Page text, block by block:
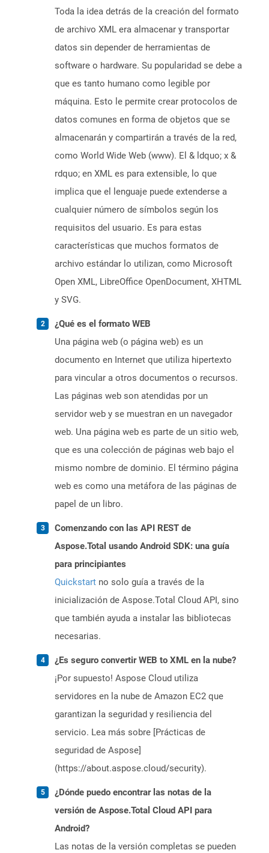
Toda la idea detrás de la creación del formato
de archivo XML era almacenar y transportar
datos sin depender de herramientas de
software o hardware. Su popularidad se debe a
que es tanto humano como legible por
máquina. Esto le permite crear protocolos de
datos comunes en forma de objetos que se
almacenarán y compartirán a través de la red,
como World Wide Web (www). El & ldquo; x &
rdquo; en XML es para extensible, lo que
implica que el lenguaje puede extenderse a
cualquier número de símbolos según los
requisitos del usuario. Es para estas
características que muchos formatos de
archivo estándar lo utilizan, como Microsoft
Open XML, LibreOffice OpenDocument, XHTML
y SVG.
¿Qué es el formato WEB
Una página web (o página web) es un
documento en Internet que utiliza hipertexto
para vincular a otros documentos o recursos.
Las páginas web son atendidas por un
servidor web y se muestran en un navegador
web. Una página web es parte de un sitio web,
que es una colección de páginas web bajo el
mismo nombre de dominio. El término página
web es como una metáfora de las páginas de
papel de un libro.
Comenzando con las API REST de
Aspose.Total usando Android SDK: una guía
para principiantes
Quickstart no solo guía a través de la
inicialización de Aspose.Total Cloud API, sino
que también ayuda a instalar las bibliotecas
necesarias.
¿Es seguro convertir WEB to XML en la nube?
¡Por supuesto! Aspose Cloud utiliza
servidores en la nube de Amazon EC2 que
garantizan la seguridad y resiliencia del
servicio. Lea más sobre [Prácticas de
seguridad de Aspose]
(https://about.aspose.cloud/security).
¿Dónde puedo encontrar las notas de la
versión de Aspose.Total Cloud API para
Android?
Las notas de la versión completas se pueden